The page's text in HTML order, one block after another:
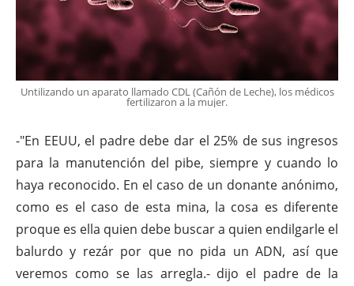
Untilizando un aparato llamado CDL (Cañón de Leche), los médicos
fertilizaron a la mujer.
-"En EEUU, el padre debe dar el 25% de sus ingresos
para la manutención del pibe, siempre y cuando lo
haya reconocido. En el caso de un donante anónimo,
como es el caso de esta mina, la cosa es diferente
proque es ella quien debe buscar a quien endilgarle el
balurdo y rezár por que no pida un ADN, así que
veremos como se las arregla.- dijo el padre de la